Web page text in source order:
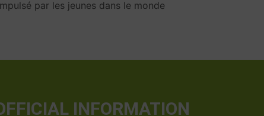
par les jeunes dans le monde
INFORMATION